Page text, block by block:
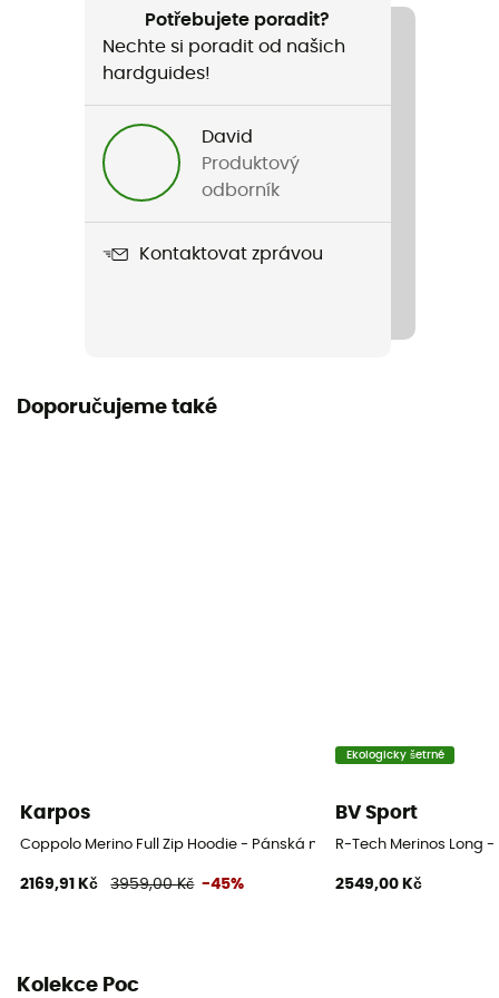
Cestování / Běžné použití
Název produktu
Zaručený původ v Evropě
Materiály
Potřebujete poradit?
Nechte si poradit od našich
hardguides!
David
Produktový
odborník
Kontaktovat zprávou
Doporučujeme také
Karpos
Coppolo Merino Full Zip Hoodie - Pánská mikina
2169,91 Kč 3959,00 Kč -45%
Ekologicky šetrné
BV Sport
R-Tech Merinos Long
2549,00 Kč
Kolekce Poc